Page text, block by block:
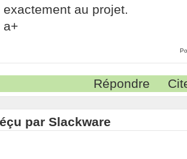
exactement au projet.
a+
Répondre
par Slackware